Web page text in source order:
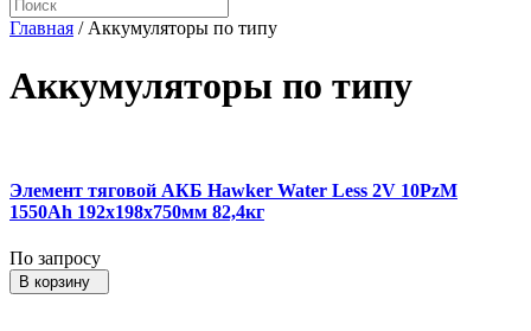
Главная / Аккумуляторы по типу
Аккумуляторы по типу
Элемент тяговой АКБ Hawker Water Less 2V 10PzM
1550Ah 192x198x750мм 82,4кг
По запросу
В корзину